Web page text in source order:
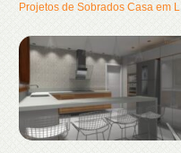
Projetos de Sobrados Casa em L